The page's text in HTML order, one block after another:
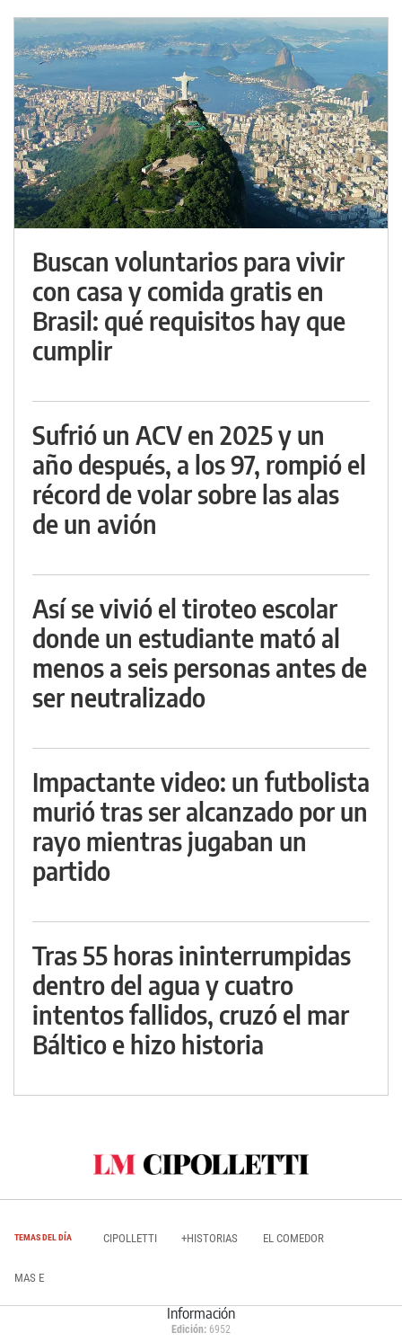
Buscan voluntarios para vivir
con casa y comida gratis en
Brasil: qué requisitos hay que
cumplir
Sufrió un ACV en 2025 y un
año después, a los 97, rompió el
récord de volar sobre las alas
de un avión
Así se vivió el tiroteo escolar
donde un estudiante mató al
menos a seis personas antes de
ser neutralizado
Impactante video: un futbolista
murió tras ser alcanzado por un
rayo mientras jugaban un
partido
Tras 55 horas ininterrumpidas
dentro del agua y cuatro
intentos fallidos, cruzó el mar
Báltico e hizo historia
TEMAS DEL DÍA CIPOLLETTI +HISTORIAS EL COMEDOR
MAS E
Información
Edición: 6952